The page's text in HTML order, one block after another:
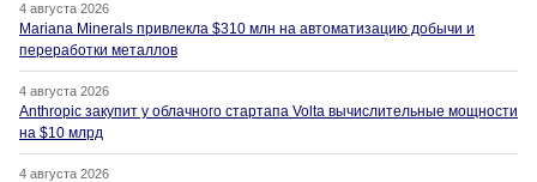
4 августа 2026
Mariana Minerals привлекла $310 млн на автоматизацию добычи и
переработки металлов
4 августа 2026
Anthropic закупит у облачного стартапа Volta вычислительные мощности
на $10 млрд
4 августа 2026